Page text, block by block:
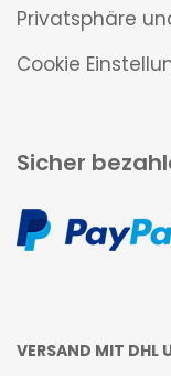
Privatsphäre
Cookie
Sicher
VERSAND MIT DHL